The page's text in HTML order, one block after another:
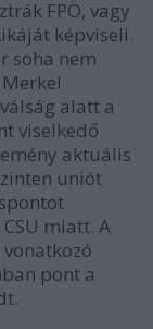
FPÖ, vagy
képviseli.
soha nem
alatt a
viselkedő
aktuális
uniót
miatt. A
pont a